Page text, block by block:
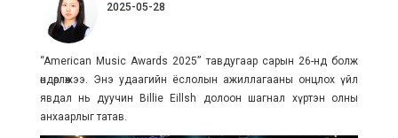
2025-05-28
“American Music Awards 2025” тавдугаар сарын 26-нд болж
өндөрлөжээ. Энэ удаагийн ёслолын ажиллагааны онцлох үйл
явдал нь дуучин Billie Eillsh долоон шагнал хүртэн олны
анхаарлыг татав.